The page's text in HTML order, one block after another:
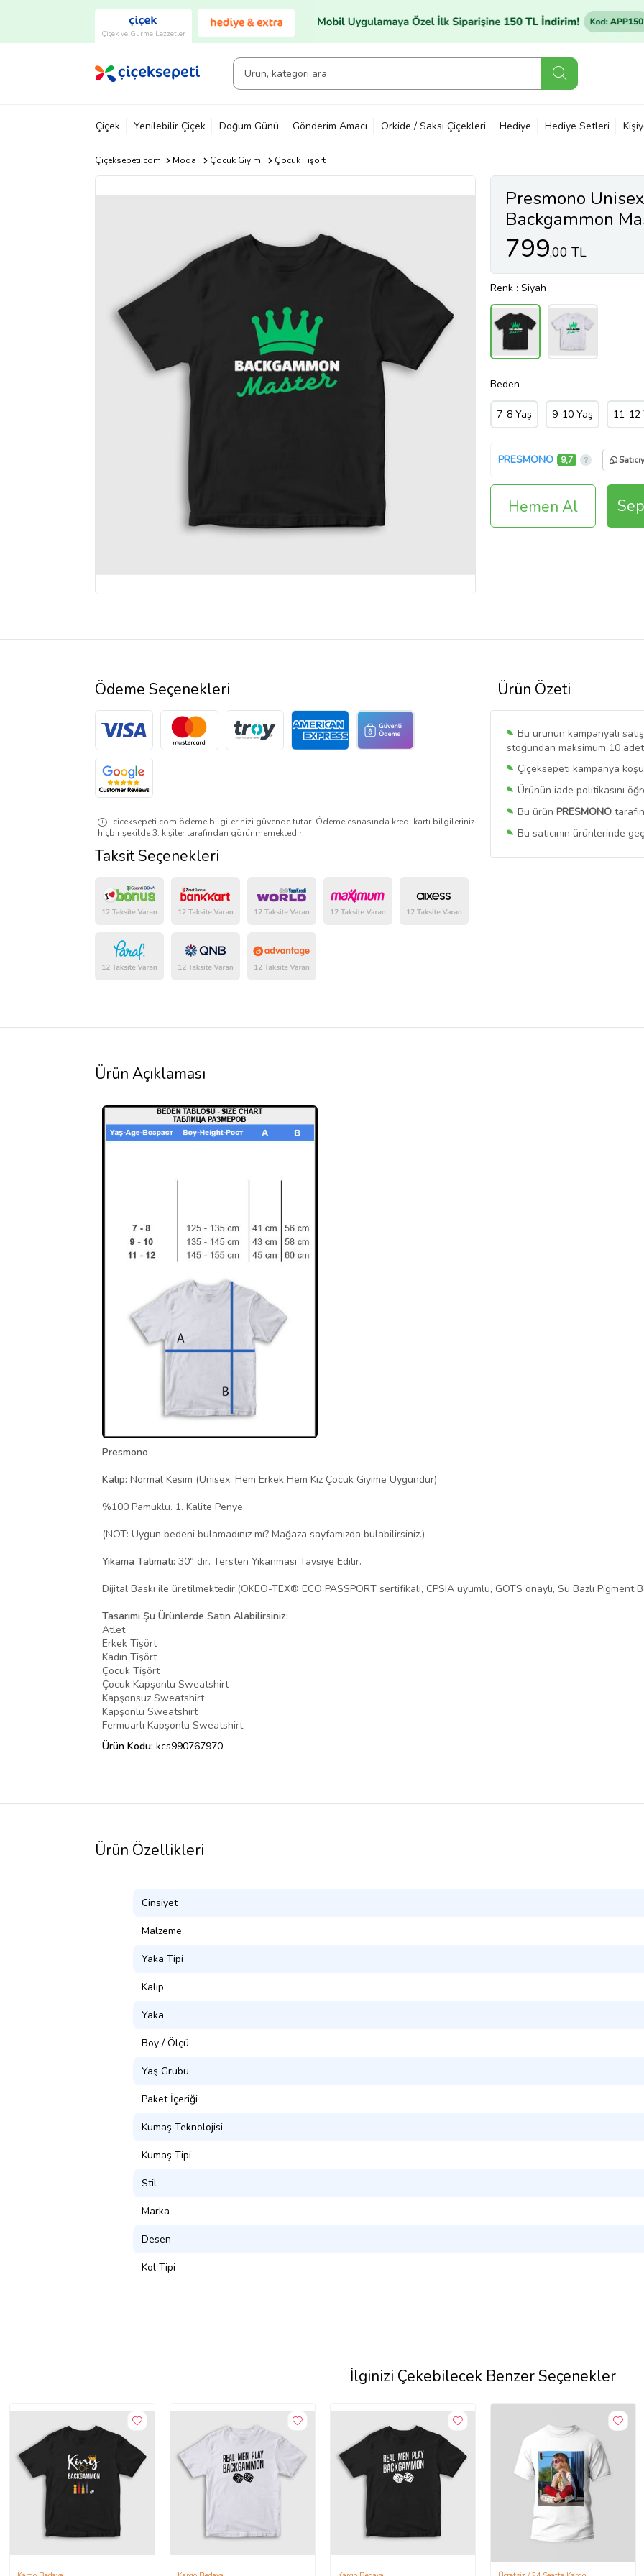
Çiçek ve Gurme Lezzetler
Çiçek Yenilebilir Çiçek Doğum Günü Gönderim Amacı Orkide / Saksı Çiçekleri Hediye Hediye Setleri
Çiçeksepeti.com Moda Çocuk Giyim Çocuk Tişört
Presmono
Backgammon
Shirt 417179tt
799,00 TL
Renk : Siyah
Beden
7-8 Yaş 9-10 Yaş 11-12
PRESMONO 9,7
Hemen Al
Ürün Özeti
Bu ürünün kampanyalı
stoğundan maksimum 10
Çiçeksepeti kampanya
Ürünün iade politikasını
Bu ürün PRESMONO
Bu satıcının ürünlerinde
Bu SatıcınınTüm
Ödeme Seçenekleri
ciceksepeti.com ödeme bilgilerinizi güvende tutar. Ödeme esnasında kredi kartı bilgileriniz
hiçbir şekilde 3. kişiler tarafından görünmemektedir.
Taksit Seçenekleri
Ürün Açıklaması
Presmono
Kalıp: Normal Kesim (Unisex. Hem Erkek Hem Kız Çocuk Giyime Uygundur)
%100 Pamuklu. 1. Kalite Penye
(NOT: Uygun bedeni bulamadınız mı? Mağaza sayfamızda bulabilirsiniz.)
Yıkama Talimatı: 30° dir. Tersten Yıkanması Tavsiye Edilir.
Dijital Baskı ile üretilmektedir.(OKEO-TEX® ECO PASSPORT sertifikalı, CPSIA uyumlu, GOTS onaylı, Su Bazlı Pigment
Tasarımı Şu Ürünlerde Satın Alabilirsiniz:
Atlet
Erkek Tişört
Kadın Tişört
Çocuk Tişört
Çocuk Kapşonlu Sweatshirt
Kapşonsuz Sweatshirt
Kapşonlu Sweatshirt
Fermuarlı Kapşonlu Sweatshirt
Ürün Kodu: kcs990767970
Ürün Özellikleri
Cinsiyet
Malzeme
Yaka Tipi
Kalıp
Yaka
Boy / Ölçü
Yaş Grubu
Paket İçeriği
Kumaş Teknolojisi
Kumaş Tipi
Stil
Marka
Desen
Kol Tipi
İlginizi Çekebilecek Benzer Seçenekler